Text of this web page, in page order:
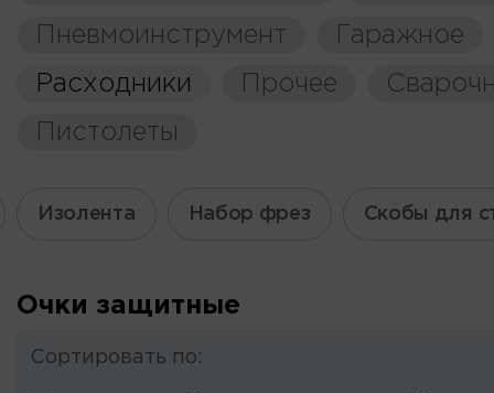
Пневмоинструмент
Гаражное
Расходники
Прочее
Пистолеты
Изолента Набор фрез Скобы для
Очки защитные
Сортировать по: